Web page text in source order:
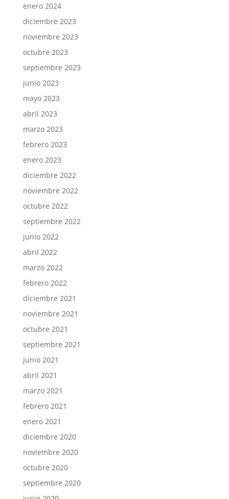
enero 2024
diciembre 2023
noviembre 2023
octubre 2023
septiembre 2023
junio 2023
mayo 2023
abril 2023
marzo 2023
febrero 2023
enero 2023
diciembre 2022
noviembre 2022
octubre 2022
septiembre 2022
junio 2022
abril 2022
marzo 2022
febrero 2022
diciembre 2021
noviembre 2021
octubre 2021
septiembre 2021
junio 2021
abril 2021
marzo 2021
febrero 2021
enero 2021
diciembre 2020
noviembre 2020
octubre 2020
septiembre 2020